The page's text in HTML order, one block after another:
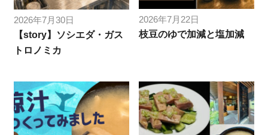
2026年7月30日
【story】ソシエダ・ガス
トロノミカ
2026年7月22日
枝豆のゆで加減と塩加減